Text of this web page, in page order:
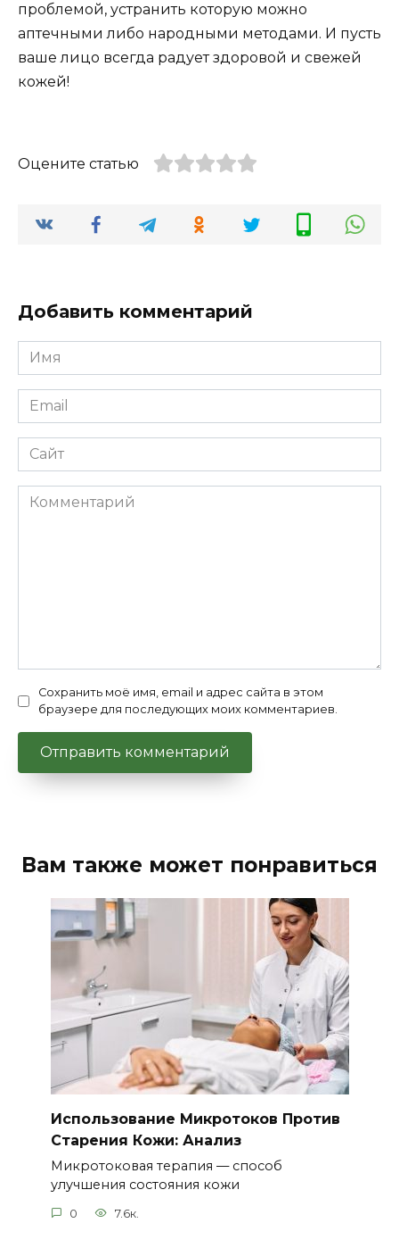
проблемой, устранить которую можно
аптечными либо народными методами. И пусть
ваше лицо всегда радует здоровой и свежей
кожей!
Оцените статью
Добавить комментарий
Имя
*
Email
*
Сайт
Комментарий
Сохранить моё имя, email и адрес сайта в этом
браузере для последующих моих комментариев.
Вам также может понравиться
Использование Микротоков Против
Старения Кожи: Анализ
Микротоковая терапия — способ
улучшения состояния кожи
0 7.6к.